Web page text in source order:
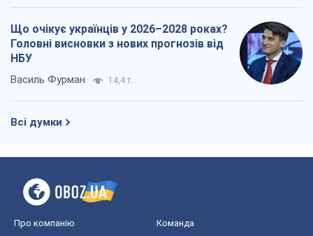
Що очікує українців у 2026–2028 роках?
Головні висновки з нових прогнозів від
НБУ
Василь Фурман 14,4 т.
Всі думки
Про компанію Команда